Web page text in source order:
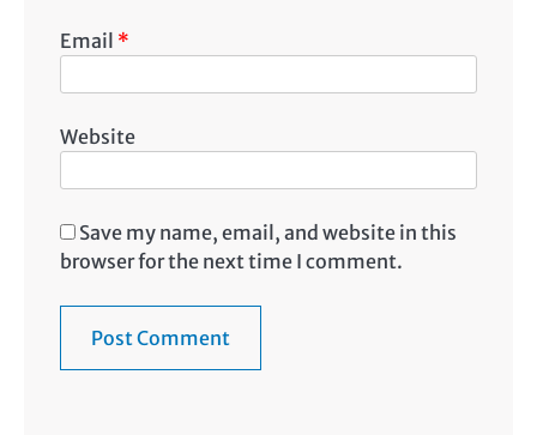
Email *
Website
Save my name, email, and website in this
browser for the next time I comment.